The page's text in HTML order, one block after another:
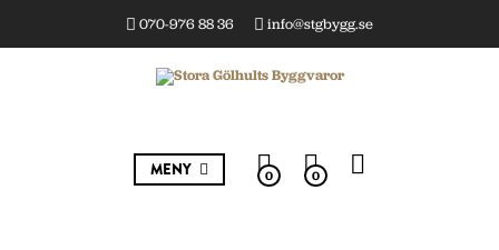
070-976 88 36 info@stgbygg.se
MENY 0 0